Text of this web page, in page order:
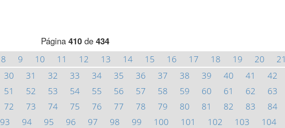
Página 410de 434
8 9 10 11 12 13 14 15 16 17 18 19 20 21
30 31 32 33 34 35 36 37 38 39 40 41 42
51 52 53 54 55 56 57 58 59 60 61 62 63
72 73 74 75 76 77 78 79 80 81 82 83 84
93 94 95 96 97 98 99 100 101 102 103 104